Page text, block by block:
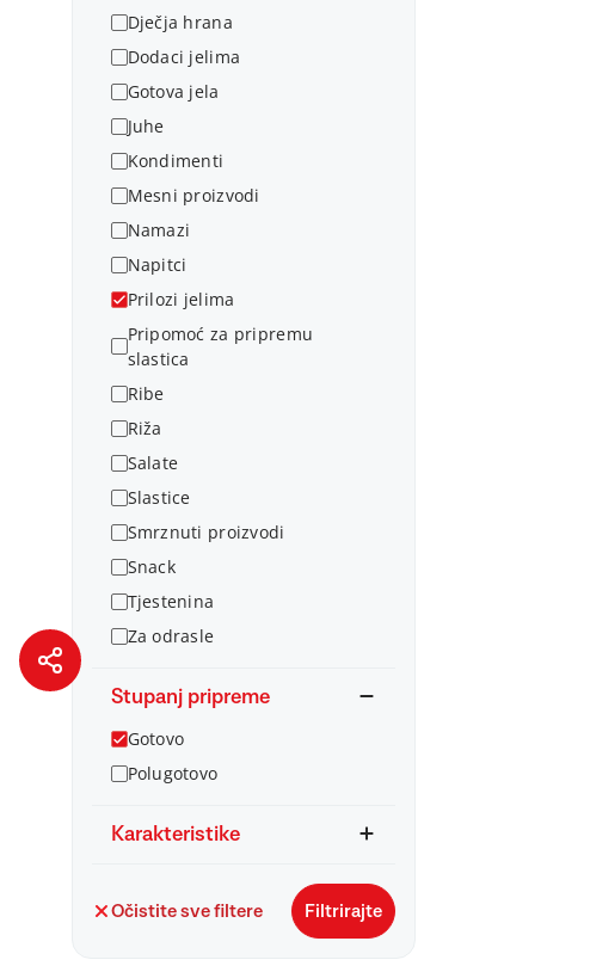
Dječja hrana
Dodaci jelima
Gotova jela
Juhe
Kondimenti
Mesni proizvodi
Namazi
Napitci
Prilozi jelima
Pripomoć za pripremu
slastica
Ribe
Riža
Salate
Slastice
Smrznuti proizvodi
Snack
Tjestenina
Za odrasle
Stupanj pripreme
Gotovo
Polugotovo
Karakteristike
Očistite sve filtere Filtrirajte